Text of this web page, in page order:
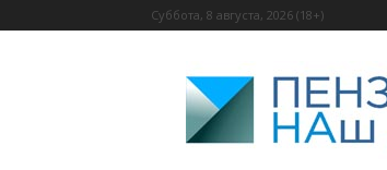
Суббота, 8 августа, 2026 (18+)
«Пенза
—
наш
дом»